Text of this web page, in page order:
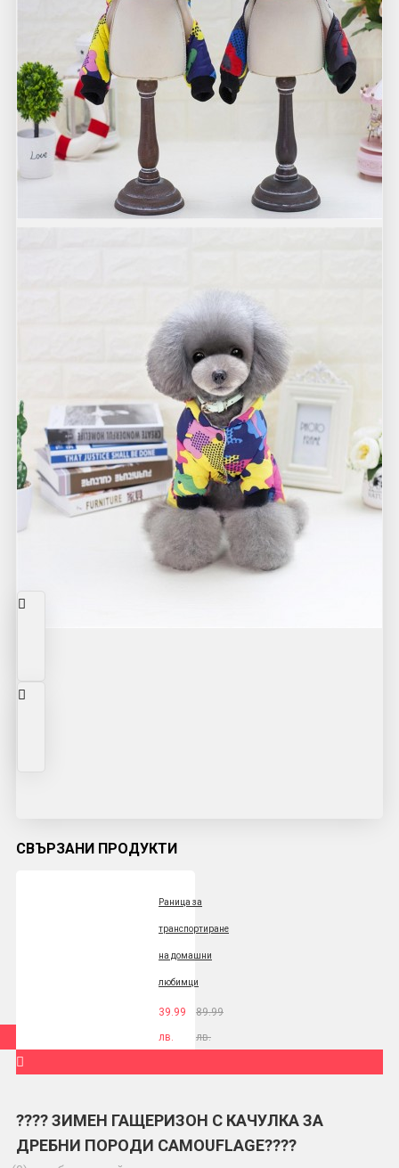
СВЪРЗАНИ ПРОДУКТИ
Раница за
транспортиране
на домашни
любимци
39.99
лв.
89.99
лв.
???? ЗИМЕН ГАЩЕРИЗОН С КАЧУЛКА ЗА
ДРЕБНИ ПОРОДИ CAMOUFLAGE????